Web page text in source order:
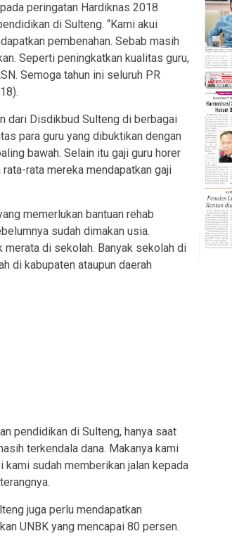
peringatan Hardiknas 2018
di Sulteng. “Kami akui
pembenahan. Sebab masih
Seperti peningkatkan kualitas guru,
Semoga tahun ini seluruh PR
dari Disdikbud Sulteng di berbagai
para guru yang dibuktikan dengan
bawah. Selain itu gaji guru horer
rata mereka mendapatkan gaji
memerlukan bantuan rehab
sudah dimakan usia.
di sekolah. Banyak sekolah di
di kabupaten ataupun daerah
pendidikan di Sulteng, hanya saat
terkendala dana. Makanya kami
sudah memberikan jalan kepada
juga perlu mendapatkan
UNBK yang mencapai 80 persen.